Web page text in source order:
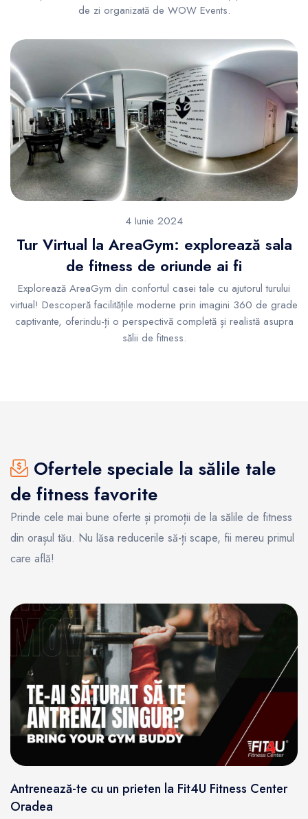
de zi organizată de WOW Events.
4 Iunie 2024
Tur Virtual la AreaGym: explorează sala
de fitness de oriunde ai fi
Explorează AreaGym din confortul casei tale cu ajutorul turului
virtual! Descoperă facilitățile moderne prin imagini 360 de grade
captivante, oferindu-ți o perspectivă completă și realistă asupra
sălii de fitness.
Ofertele speciale la sălile tale
de fitness favorite
Prinde cele mai bune oferte și promoții de la sălile de fitness
din orașul tău. Nu lăsa reducerile să-ți scape, fii mereu primul
care află!
Antrenează-te cu un prieten la Fit4U Fitness Center
Oradea